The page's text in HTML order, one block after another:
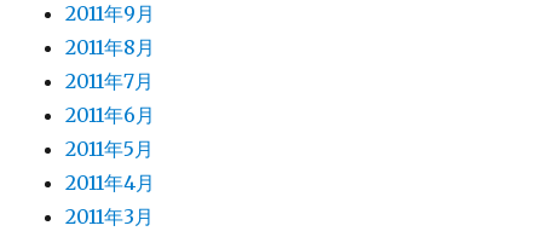
2011年9月
2011年8月
2011年7月
2011年6月
2011年5月
2011年4月
2011年3月